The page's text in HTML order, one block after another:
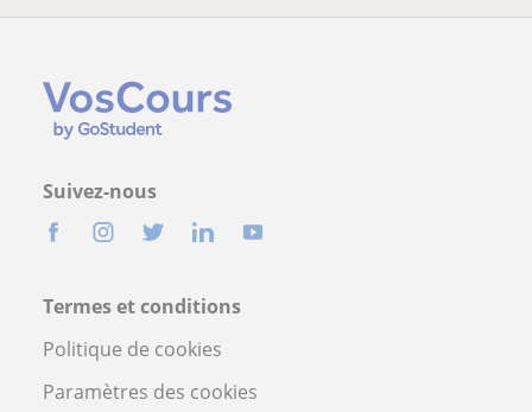
Suivez-nous
Termes et conditions
Politique de cookies
Paramètres des cookies